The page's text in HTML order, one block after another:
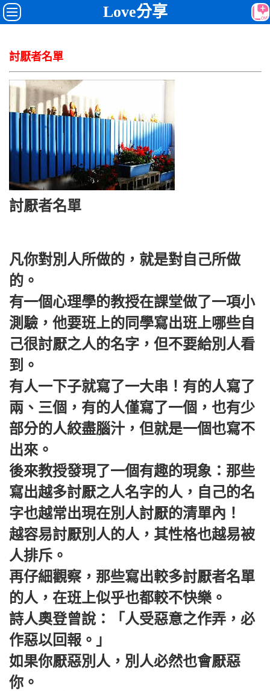
Love分享
討厭者名單
討厭者名單
凡你對別人所做的，就是對自己所做
的。
有一個心理學的教授在課堂做了一項小
測驗，他要班上的同學寫出班上哪些自
己很討厭之人的名字，但不要給別人看
到。
有人一下子就寫了一大串！有的人寫了
兩、三個，有的人僅寫了一個，也有少
部分的人絞盡腦汁，但就是一個也寫不
出來。
後來教授發現了一個有趣的現象：那些
寫出越多討厭之人名字的人，自己的名
字也越常出現在別人討厭的清單內！
越容易討厭別人的人，其性格也越易被
人排斥。
再仔細觀察，那些寫出較多討厭者名單
的人，在班上似乎也都較不快樂。
詩人奧登曾說：「人受惡意之作弄，必
作惡以回報。」
如果你厭惡別人，別人必然也會厭惡
你。